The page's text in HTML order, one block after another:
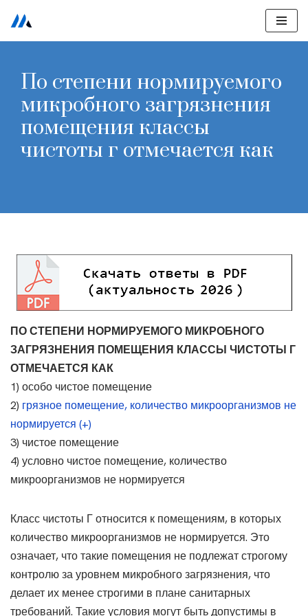
Перейти
содержимому
По степени нормируемого
микробного загрязнения
помещения классы
чистоты г отмечается как
ПО СТЕПЕНИ НОРМИРУЕМОГО МИКРОБНОГО
ЗАГРЯЗНЕНИЯ ПОМЕЩЕНИЯ КЛАССЫ ЧИСТОТЫ Г
ОТМЕЧАЕТСЯ КАК
1) особо чистое помещение
2) грязное помещение, количество микроорганизмов не
нормируется (+)
3) чистое помещение
4) условно чистое помещение, количество
микроорганизмов не нормируется
Класс чистоты Г относится к помещениям, в которых
количество микроорганизмов не нормируется. Это
означает, что такие помещения не подлежат строгому
контролю за уровнем микробного загрязнения, что
делает их менее строгими в плане санитарных
требований. Такие условия могут быть допустимы в